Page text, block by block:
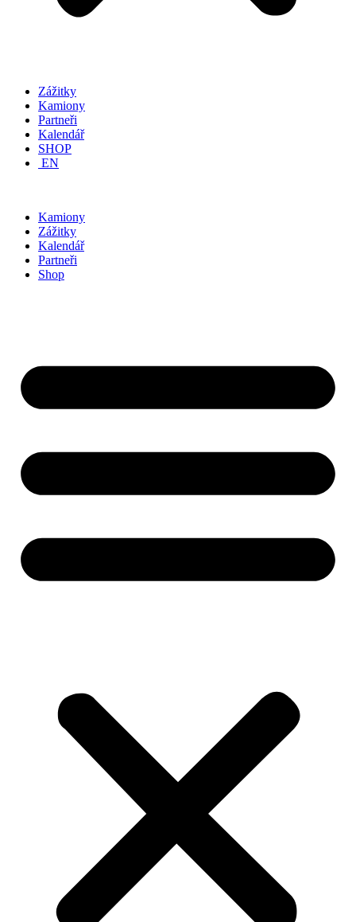
Zážitky
Kamiony
Partneři
Kalendář
SHOP
EN
Kamiony
Zážitky
Kalendář
Partneři
Shop